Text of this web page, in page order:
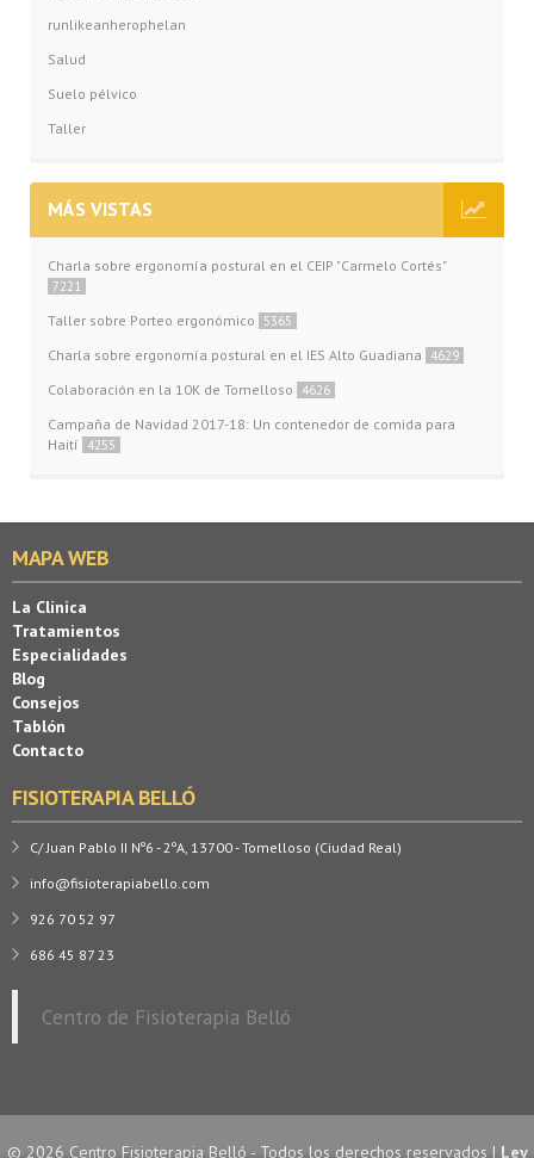
runlikeanherophelan
Salud
Suelo pélvico
Taller
MÁS VISTAS
Charla sobre ergonomía postural en el CEIP "Carmelo Cortés"
7221
Taller sobre Porteo ergonómico 5365
Charla sobre ergonomía postural en el IES Alto Guadiana 4629
Colaboración en la 10K de Tomelloso 4626
Campaña de Navidad 2017-18: Un contenedor de comida para
Haití
4255
MAPA WEB
La Clínica
Tratamientos
Especialidades
Blog
Consejos
Tablón
Contacto
FISIOTERAPIA BELLÓ
C/ Juan Pablo II Nº6 - 2ºA, 13700 - Tomelloso (Ciudad Real)
info@fisioterapiabello.com
926 70 52 97
686 45 87 23
Centro de Fisioterapia Belló
© 2026 Centro Fisioterapia Belló - Todos los derechos reservados | Ley